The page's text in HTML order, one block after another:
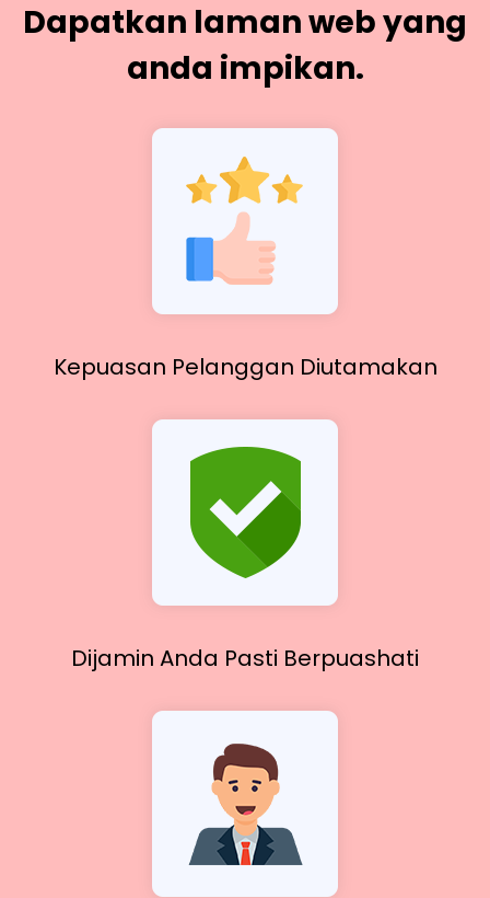
Dapatkan laman web yang
anda impikan.
Kepuasan Pelanggan Diutamakan
Dijamin Anda Pasti Berpuashati